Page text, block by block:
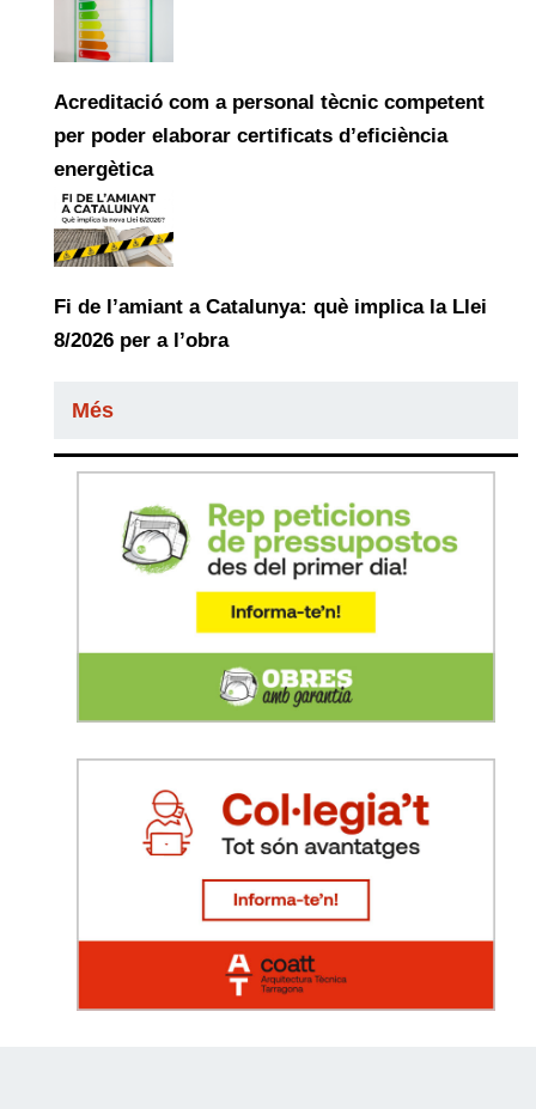
Acreditació com a personal tècnic competent
per poder elaborar certificats d’eficiència
energètica
Fi de l’amiant a Catalunya: què implica la Llei
8/2026 per a l’obra
Més